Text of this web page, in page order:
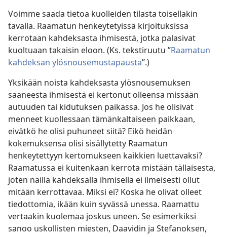
Voimme saada tietoa kuolleiden tilasta toisellakin
tavalla. Raamatun henkeytetyissä kirjoituksissa
kerrotaan kahdeksasta ihmisestä, jotka palasivat
kuoltuaan takaisin eloon. (Ks. tekstiruutu ”Raamatun
kahdeksan ylösnousemustapausta”.)
Yksikään noista kahdeksasta ylösnousemuksen
saaneesta ihmisestä ei kertonut olleensa missään
autuuden tai kidutuksen paikassa. Jos he olisivat
menneet kuollessaan tämänkaltaiseen paikkaan,
eivätkö he olisi puhuneet siitä? Eikö heidän
kokemuksensa olisi sisällytetty Raamatun
henkeytettyyn kertomukseen kaikkien luettavaksi?
Raamatussa ei kuitenkaan kerrota mistään tällaisesta,
joten näillä kahdeksalla ihmisellä ei ilmeisesti ollut
mitään kerrottavaa. Miksi ei? Koska he olivat olleet
tiedottomia, ikään kuin syvässä unessa. Raamattu
vertaakin kuolemaa joskus uneen. Se esimerkiksi
sanoo uskollisten miesten, Daavidin ja Stefanoksen,